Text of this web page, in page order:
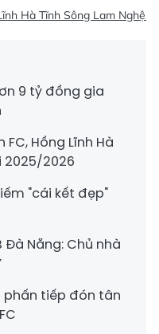
Hà Tĩnh Sông Lam Nghệ
9 tỷ đồng gia
Hồng Lĩnh Hà
2025/2026
"cái kết đẹp"
Đà Nẵng: Chủ nhà
phấn tiếp đón tân